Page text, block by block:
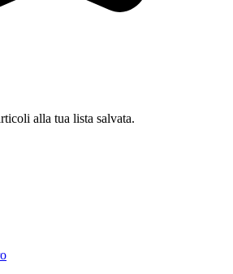
alla tua lista salvata.